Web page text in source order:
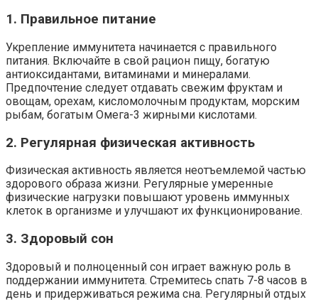
1. Правильное питание
Укрепление иммунитета начинается с правильного
питания. Включайте в свой рацион пищу, богатую
антиоксидантами, витаминами и минералами.
Предпочтение следует отдавать свежим фруктам и
овощам, орехам, кисломолочным продуктам, морским
рыбам, богатым Омега-3 жирными кислотами.
2. Регулярная физическая активность
Физическая активность является неотъемлемой частью
здорового образа жизни. Регулярные умеренные
физические нагрузки повышают уровень иммунных
клеток в организме и улучшают их функционирование.
3. Здоровый сон
Здоровый и полноценный сон играет важную роль в
поддержании иммунитета. Стремитесь спать 7-8 часов в
день и придерживаться режима сна. Регулярный отдых